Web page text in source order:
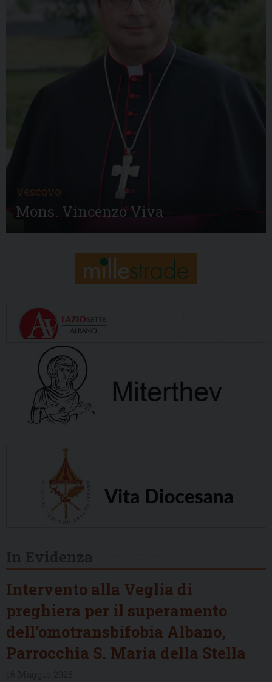
Vescovo
Mons. Vincenzo Viva
Intervento alla Veglia di
preghiera per il superamento
dell’omotransbifobia Albano,
Parrocchia S. Maria della Stella